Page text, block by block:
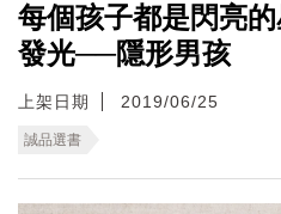
每個孩子都是閃亮
發光──隱形男孩
上架日期 2019/06/25
誠品選書